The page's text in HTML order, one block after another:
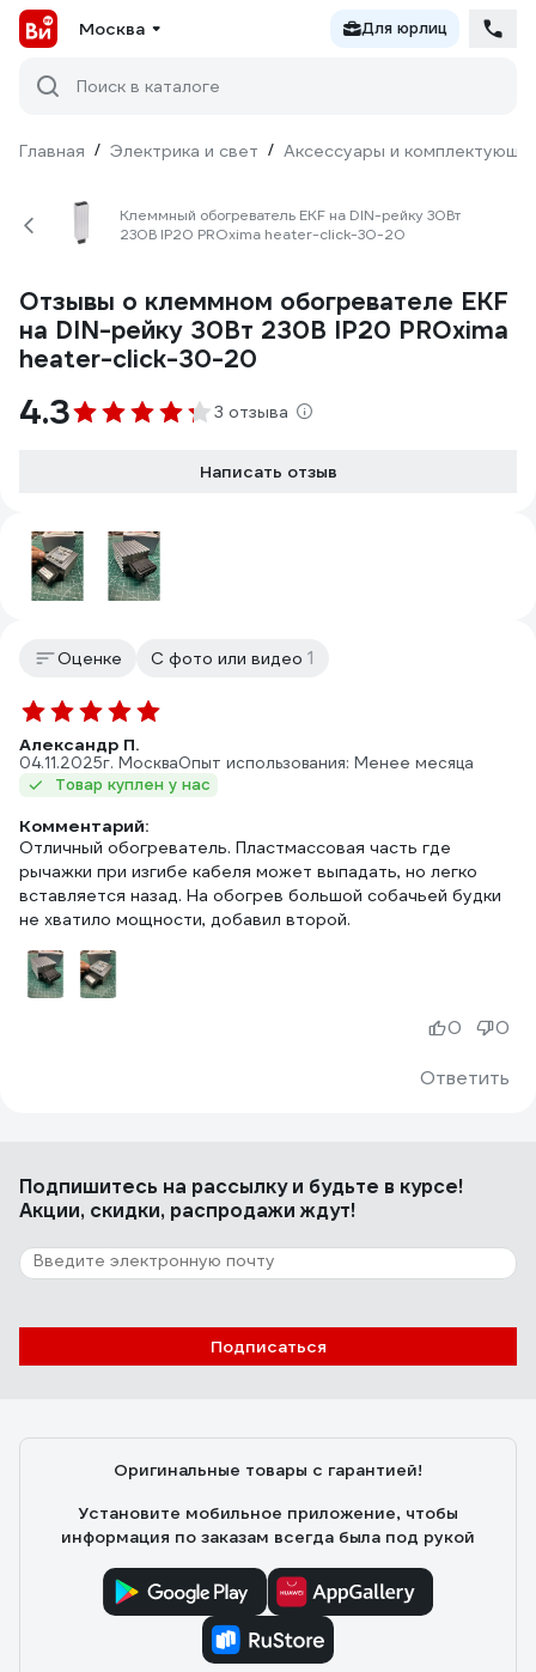
Москва Для юрлиц
Поиск в каталоге
Главная / Электрика и свет / Аксессуары и
Клеммный обогреватель EKF на DIN-рейку 30Вт
230В IP20 PROxima heater-click-30-20
Отзывы о клеммном обогревателе EKF
на DIN-рейку 30Вт 230В IP20 PROxima
heater-click-30-20
4.3 3 отзыва
Написать отзыв
Оценке С фото или видео 1
Александр П.
04.11.2025г. МоскваОпыт использования: Менее месяца
Товар куплен у нас
Комментарий:
Отличный обогреватель. Пластмассовая часть где
рычажки при изгибе кабеля может выпадать, но легко
вставляется назад. На обогрев большой собачьей будки
не хватило мощности, добавил второй.
Ответить
0 0
Подпишитесь на рассылкуи будьте в курсе!
Акции, скидки, распродажи ждут!
Подписаться
Оригинальные товары с гарантией!
Установите мобильное приложение, чтобы
информация по заказам всегда была под рукой